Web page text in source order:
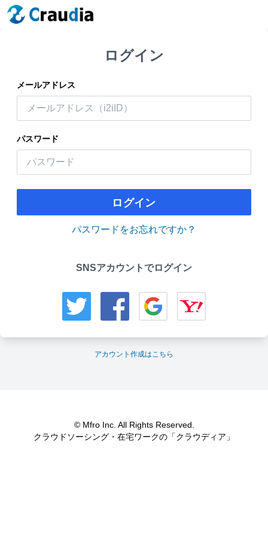
ログイン
メールアドレス
パスワード
ログイン
パスワードをお忘れですか？
SNSアカウントでログイン
アカウント作成はこちら
© Mfro Inc. All Rights Reserved.
クラウドソーシング・在宅ワークの「クラウディア」